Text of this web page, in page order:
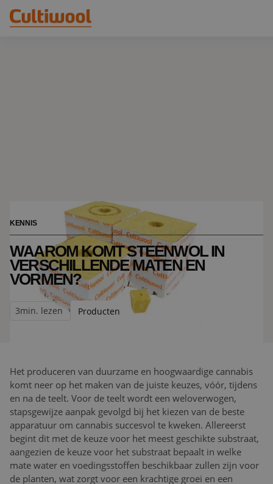
KENNIS
WAAROM KOMT STEENWOL IN
VERSCHILLENDE MATEN EN
VORMEN?
3min. lezen Producten
Het produceren van duurzame en hoogwaardige cannabis
komt neer op het maken van de juiste keuzes, vóór, tijdens
en na de teelt. Voor de teelt wordt een weloverwogen,
stapsgewijze aanpak gevolgd bij het kiezen van de beste
apparatuur om cannabis succesvol te kweken. Allereerst
begint dit met de keuze voor het meest geschikte substraat,
aangezien de keuze voor het substraat bepaalt in welke
mate water en voedingsstoffen beschikbaar zullen zijn voor
de planten, wat zorgt voor een krachtige groei en een